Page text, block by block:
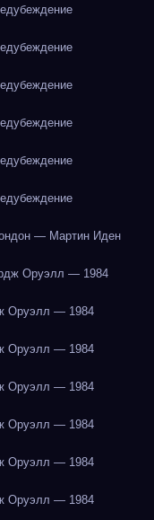
— Мартин Иден
Оруэлл — 1984
Оруэлл — 1984
Оруэлл — 1984
Оруэлл — 1984
Оруэлл — 1984
Оруэлл — 1984
Оруэлл — 1984